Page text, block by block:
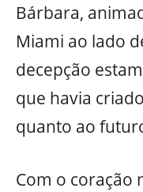
Bárbara,
Miami ao lado
decepção
que havia
quanto ao
Com o coração